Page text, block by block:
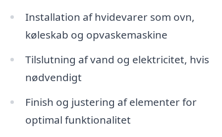
Installation af hvidevarer som ovn,
køleskab og opvaskemaskine
Tilslutning af vand og elektricitet, hvis
nødvendigt
Finish og justering af elementer for
optimal funktionalitet